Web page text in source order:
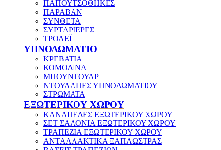
ΠΑΠΟΥΤΣΟΘΗΚΕΣ
ΠΑΡΑΒΑΝ
ΣΥΝΘΕΤΑ
ΣΥΡΤΑΡΙΕΡΕΣ
ΤΡΟΛΕΪ
ΥΠΝΟΔΩΜΑΤΙΟ
ΚΡΕΒΑΤΙΑ
ΚΟΜΟΔΙΝΑ
ΜΠΟΥΝΤΟΥΑΡ
ΝΤΟΥΛΑΠΕΣ ΥΠΝΟΔΩΜΑΤΙΟΥ
ΣΤΡΩΜΑΤΑ
ΕΞΩΤΕΡΙΚΟΥ ΧΩΡΟΥ
ΚΑΝΑΠΕΔΕΣ ΕΞΩΤΕΡΙΚΟΥ ΧΩΡΟΥ
ΣΕΤ ΣΑΛΟΝΙΑ ΕΞΩΤΕΡΙΚΟΥ ΧΩΡΟΥ
ΤΡΑΠΕΖΙΑ ΕΞΩΤΕΡΙΚΟΥ ΧΩΡΟΥ
ΑΝΤΑΛΛΑΚΤΙΚΑ ΞΑΠΛΩΣΤΡΑΣ